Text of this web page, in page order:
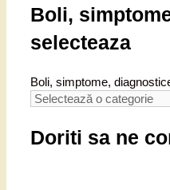
Boli,
selecteaza
Boli, simptome,
Doriti sa ne